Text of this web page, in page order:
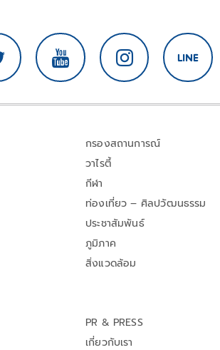
กรองสถานการณ์
วาไรตี้
กีฬา
ท่องเที่ยว – ศิลปวัฒนธรรม
ประชาสัมพันธ์
ภูมิภาค
สิ่งแวดล้อม
PR & PRESS
เกี่ยวกับเรา